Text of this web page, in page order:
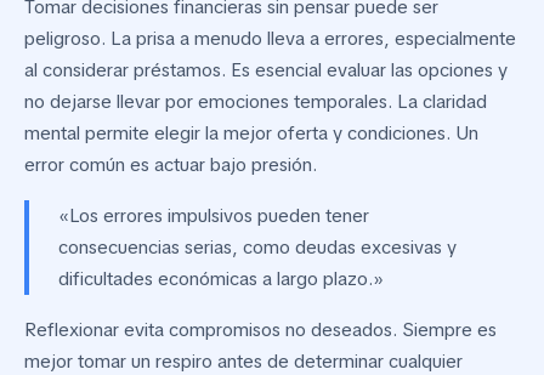
Tomar decisiones financieras sin pensar puede ser
peligroso. La prisa a menudo lleva a errores, especialmente
al considerar préstamos. Es esencial evaluar las opciones y
no dejarse llevar por emociones temporales. La claridad
mental permite elegir la mejor oferta y condiciones. Un
error común es actuar bajo presión.
«Los errores impulsivos pueden tener
consecuencias serias, como deudas excesivas y
dificultades económicas a largo plazo.»
Reflexionar evita compromisos no deseados. Siempre es
mejor tomar un respiro antes de determinar cualquier